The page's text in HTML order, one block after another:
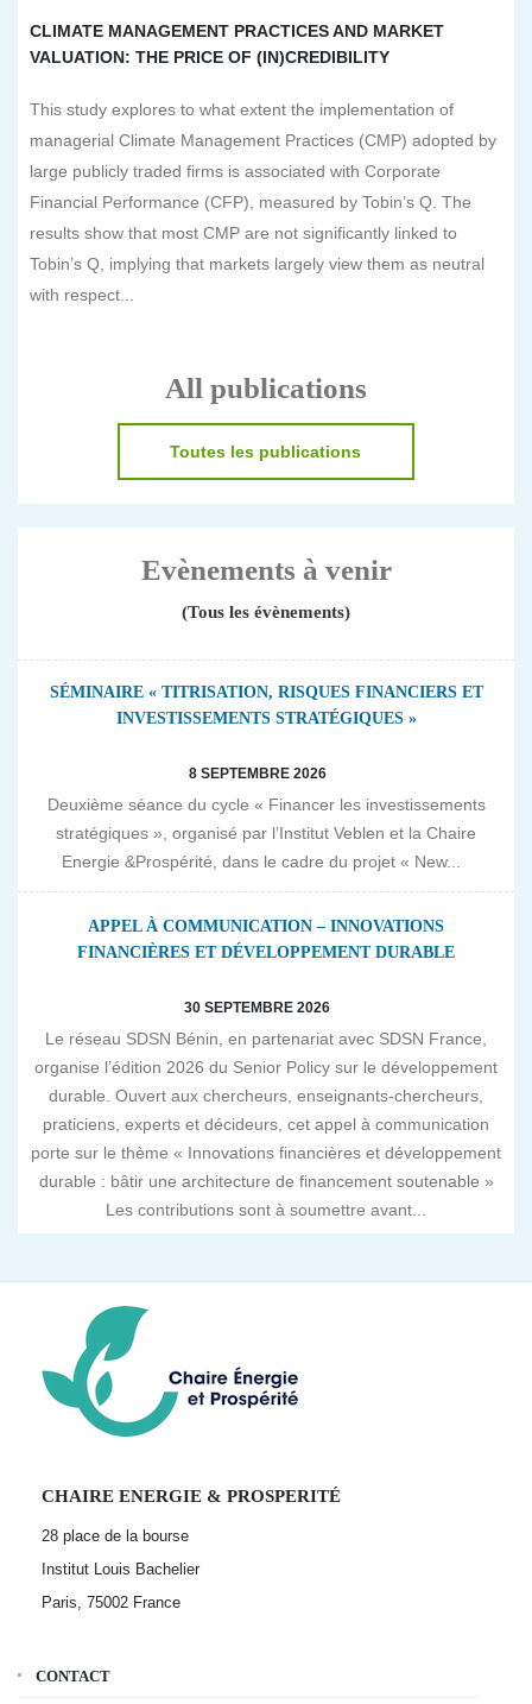
CLIMATE MANAGEMENT PRACTICES AND MARKET
VALUATION: THE PRICE OF (IN)CREDIBILITY
This study explores to what extent the implementation of
managerial Climate Management Practices (CMP) adopted by
large publicly traded firms is associated with Corporate
Financial Performance (CFP), measured by Tobin’s Q. The
results show that most CMP are not significantly linked to
Tobin’s Q, implying that markets largely view them as neutral
with respect...
All publications
Toutes les publications
Evènements à venir
(Tous les évènements)
SÉMINAIRE « TITRISATION, RISQUES FINANCIERS ET
INVESTISSEMENTS STRATÉGIQUES »
8 SEPTEMBRE 2026
Deuxième séance du cycle « Financer les investissements
stratégiques », organisé par l’Institut Veblen et la Chaire
Energie &Prospérité, dans le cadre du projet « New...
APPEL À COMMUNICATION – INNOVATIONS
FINANCIÈRES ET DÉVELOPPEMENT DURABLE
30 SEPTEMBRE 2026
Le réseau SDSN Bénin, en partenariat avec SDSN France,
organise l’édition 2026 du Senior Policy sur le développement
durable. Ouvert aux chercheurs, enseignants-chercheurs,
praticiens, experts et décideurs, cet appel à communication
porte sur le thème « Innovations financières et développement
durable : bâtir une architecture de financement soutenable »
Les contributions sont à soumettre avant...
CHAIRE ENERGIE & PROSPERITÉ
28 place de la bourse
Institut Louis Bachelier
Paris, 75002 France
CONTACT